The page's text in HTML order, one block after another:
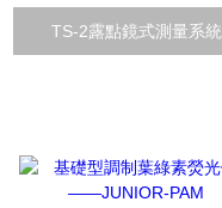
TS-2露點鏡式測量系統